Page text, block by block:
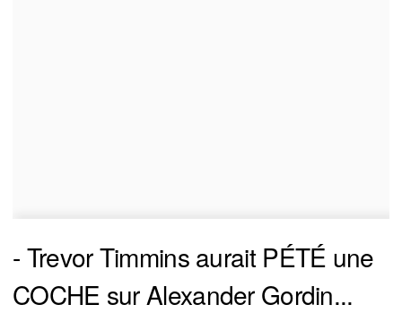
- Trevor Timmins aurait PÉTÉ une
COCHE sur Alexander Gordin...